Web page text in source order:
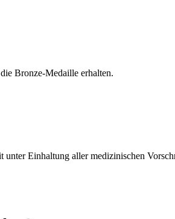
Bronze-Medaille erhalten.
Einhaltung aller medizinischen